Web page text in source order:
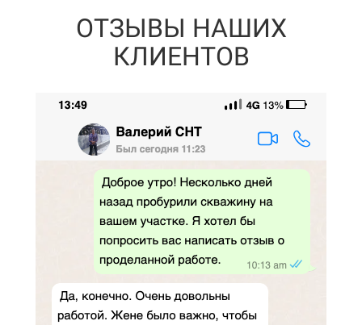
ОТЗЫВЫ НАШИХ
КЛИЕНТОВ